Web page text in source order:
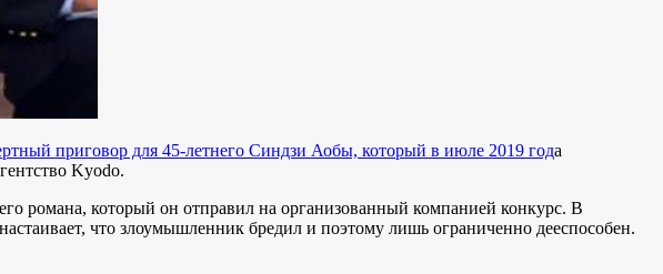
приговор для 45-летнего Синдзи Аобы, который в июле 2019 года
Kyodo.
романа, который он отправил на организованный компанией конкурс. В
что злоумышленник бредил и поэтому лишь ограниченно дееспособен.